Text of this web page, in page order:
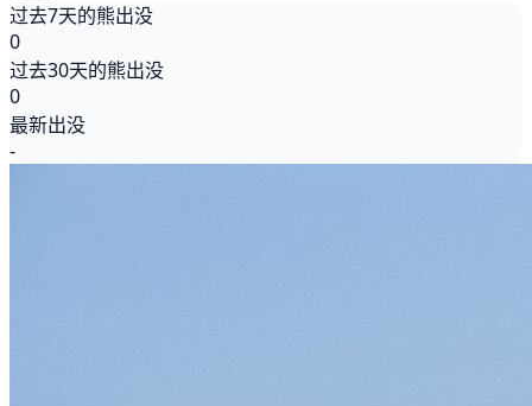
过去7天的熊出没
0
过去30天的熊出没
0
最新出没
-